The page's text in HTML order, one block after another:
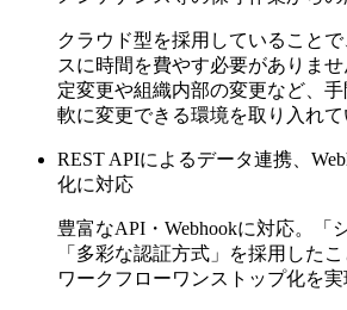
クラウド型を採用していること
スに時間を費やす必要がありませ
定変更や組織内部の変更など、
軟に変更できる環境を取り入れて
REST APIによるデータ連携、
化に対応
豊富なAPI・Webhookに対応。「
「多彩な認証方式」を採用したこ
ワークフローワンストップ化を実